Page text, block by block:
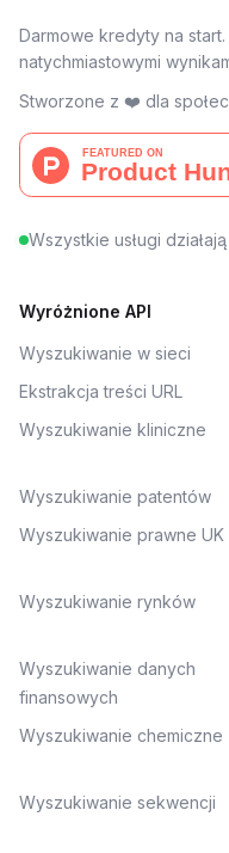
Darmowe kredyty na
natychmiastowymi
Stworzone z ❤️ dla
Wszystkie usługi działają
Wyróżnione API
Wyszukiwanie w sieci
Ekstrakcja treści URL
Wyszukiwanie kliniczne
Wyszukiwanie patentów
Wyszukiwanie prawne UK
Wyszukiwanie rynków
Wyszukiwanie danych
finansowych
Wyszukiwanie chemiczne
Wyszukiwanie sekwencji